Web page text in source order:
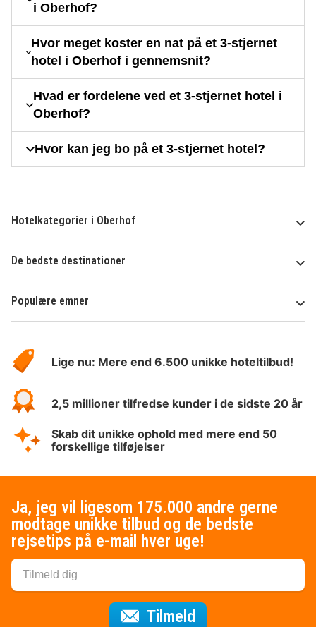
i Oberhof?
Hvor meget koster en nat på et 3-stjernet
hotel i Oberhof i gennemsnit?
Hvad er fordelene ved et 3-stjernet hotel i
Oberhof?
Hvor kan jeg bo på et 3-stjernet hotel?
Hotelkategorier i Oberhof
De bedste destinationer
Populære emner
HotelSpecials
Lige nu: Mere end 6.500 unikke hoteltilbud!
2,5 millioner tilfredse kunder i de sidste 20 år
Skab dit unikke ophold med mere end 50
forskellige tilføjelser
Ja, jeg vil ligesom 175.000 andre gerne
modtage unikke tilbud og de bedste
rejsetips på e-mail hver uge!
Tilmeld